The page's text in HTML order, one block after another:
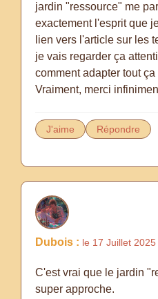
jardin "ressource" me
exactement l'esprit que
lien vers l'article sur les
je vais regarder ça
comment adapter tout
Vraiment, merci
J'aime Répondre
Dubois : le 17 Juillet 2025
C'est vrai que le jardin
super approche.